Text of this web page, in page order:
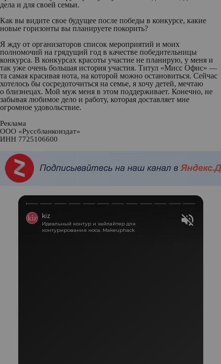
дела и для своей семьи.
Как вы видите свое будущее после победы в конкурсе, какие
новые горизонты вы планируете покорить?
Я жду от организаторов список мероприятий и моих
полномочий на грядущий год в качестве победительницы
конкурса. В конкурсах красоты участие не планирую, у меня и
так уже очень большая история участия. Титул «Мисс Офис» —
та самая красивая нота, на которой можно остановиться. Сейчас
хотелось бы сосредоточиться на семье, я хочу детей, мечтаю
о близнецах. Мой муж меня в этом поддерживает. Конечно, не
забывая любимое дело и работу, которая доставляет мне
огромное удовольствие.
Реклама
ООО «Руссбланкоиздат»
ИНН 7725106600